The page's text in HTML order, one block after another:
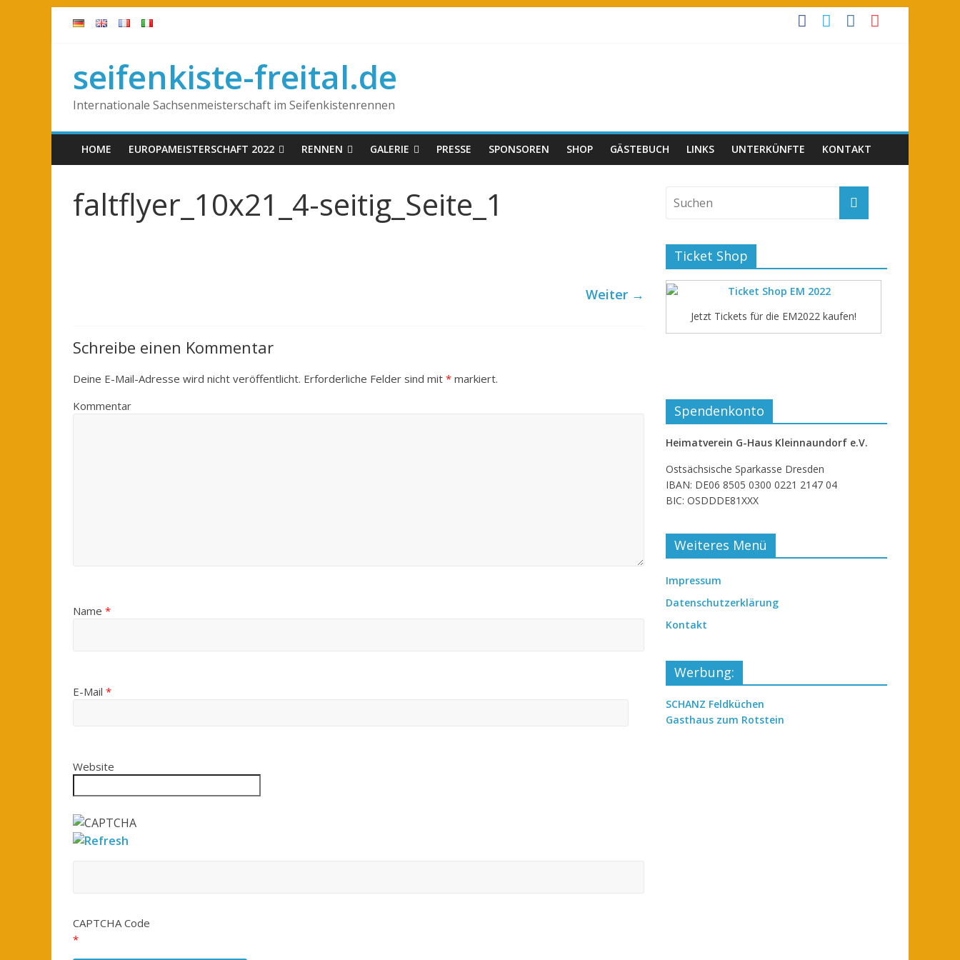
seifenkiste-freital.de
Internationale Sachsenmeisterschaft im Seifenkistenrennen
HOME EUROPAMEISTERSCHAFT 2022 RENNEN GALERIE PRESSE SPONSOREN SHOP GÄSTEBUCH LINKS UNTERKÜNFTE KONTAKT
faltflyer_10x21_4-seitig_Seite_1
Weiter →
Schreibe einen Kommentar
Deine E-Mail-Adresse wird nicht veröffentlicht. Erforderliche Felder sind mit * markiert.
Kommentar
Name *
E-Mail *
Website
CAPTCHA Code
*
Ticket Shop
Jetzt Tickets für die EM2022 kaufen!
Spendenkonto
Heimatverein G-Haus Kleinnaundorf e.V.
Ostsächsische Sparkasse Dresden
IBAN: DE06 8505 0300 0221 2147 04
BIC: OSDDDE81XXX
Weiteres Menü
Impressum
Datenschutzerklärung
Kontakt
Werbung:
SCHANZ Feldküchen
Gasthaus zum Rotstein